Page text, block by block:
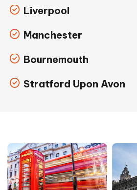
Liverpool
Manchester
Bournemouth
Stratford Upon Avon